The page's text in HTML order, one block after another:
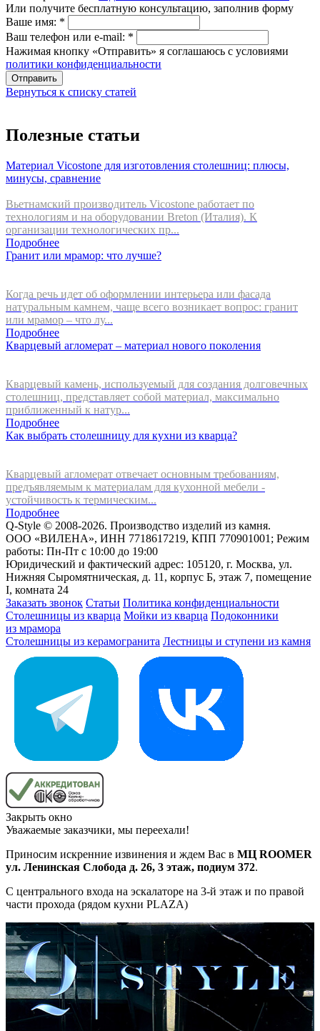
Или получите бесплатную консультацию, заполнив форму
Ваше имя: *
Ваш телефон или e-mail: *
Нажимая кнопку «Отправить» я соглашаюсь с условиями
политики конфиденциальности
Отправить
Вернуться к списку статей
Полезные статьи
Материал Vicostone для изготовления столешниц: плюсы,
минусы, сравнение
Вьетнамский производитель Vicostone работает по
технологиям и на оборудовании Breton (Италия). К
организации технологических пр...
Подробнее
Гранит или мрамор: что лучше?
Когда речь идет об оформлении интерьера или фасада
натуральным камнем, чаще всего возникает вопрос: гранит
или мрамор – что лу...
Подробнее
Кварцевый агломерат – материал нового поколения
Кварцевый камень, используемый для создания долговечных
столешниц, представляет собой материал, максимально
приближенный к натур...
Подробнее
Как выбрать столешницу для кухни из кварца?
Кварцевый агломерат отвечает основным требованиям,
предъявляемым к материалам для кухонной мебели -
устойчивость к термическим...
Подробнее
Q-Style © 2008-2026. Производство изделий из камня.
ООО «ВИЛЕНА», ИНН 7718617219, КПП 770901001; Режим
работы: Пн-Пт с 10:00 до 19:00
Юридический и фактический адрес: 105120, г. Москва, ул.
Нижняя Сыромятническая, д. 11, корпус Б, этаж 7, помещение
I, комната 24
Заказать звонок Статьи Политика конфиденциальности
Столешницы из кварца Мойки из кварца Подоконники
из мрамора
Столешницы из керамогранита Лестницы и ступени из камня
Закрыть окно
Уважаемые заказчики, мы переехали!
Приносим искренние извинения и ждем Вас в МЦ ROOMER
ул. Ленинская Слобода д. 26, 3 этаж, подиум 372.
С центрального входа на эскалаторе на 3-й этаж и по правой
части прохода (рядом кухни PLAZA)